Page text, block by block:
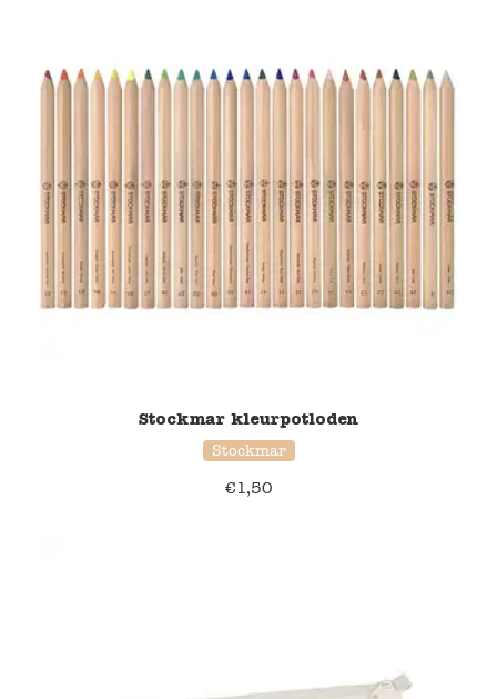
Stockmar kleurpotloden
Stockmar
€1,50